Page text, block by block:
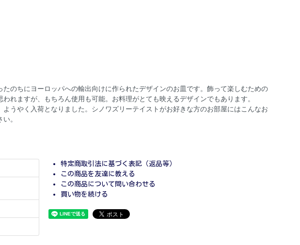
のちにヨーロッパへの輸出向けに作られたデザインのお皿です。飾って楽しむための
れますが、もちろん使用も可能。お料理がとても映えるデザインでもあります。
うやく入荷となりました。シノワズリーテイストがお好きな方のお部屋にはこんなお
。
特定商取引法に基づく表記（返品等）
この商品を友達に教える
この商品について問い合わせる
買い物を続ける